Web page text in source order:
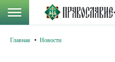
Главная Новости